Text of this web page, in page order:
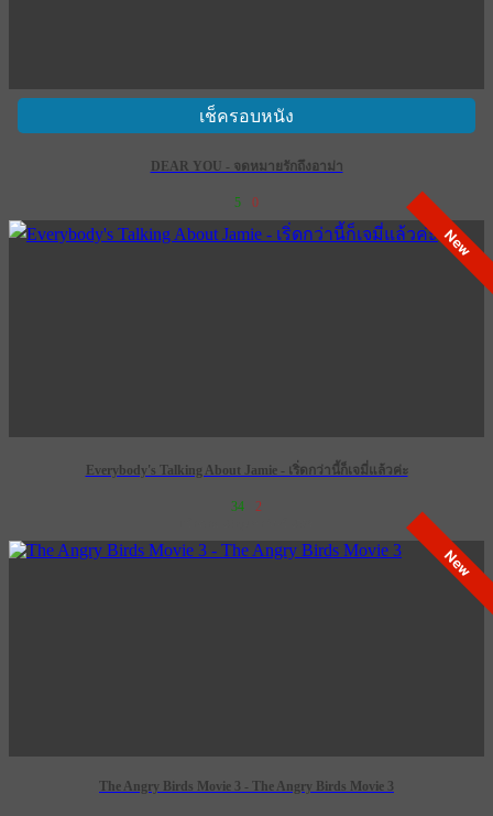
เช็ครอบหนัง
DEAR YOU - จดหมายรักถึงอาม่า
5 0
New
Everybody's Talking About Jamie - เริ่ดกว่านี้ก็เจมี่แล้วค่ะ
34 2
New
The Angry Birds Movie 3 - The Angry Birds Movie 3